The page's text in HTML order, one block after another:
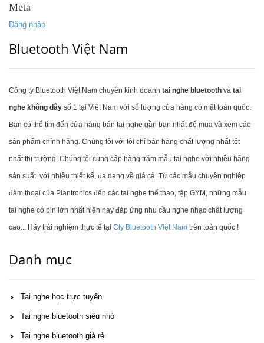
Meta
Đăng nhập
Bluetooth Việt Nam
Công ty Bluetooth Việt Nam chuyên kinh doanh tai nghe bluetooth và tai
nghe không dây số 1 tại Việt Nam với số lượng cửa hàng có mặt toàn quốc.
Bạn có thể tìm đến cửa hàng bán tai nghe gần bạn nhất để mua và xem các
sản phẩm chính hãng. Chúng tôi với tôi chỉ bán hàng chất lượng nhất tốt
nhất thị trường. Chúng tôi cung cấp hàng trăm mẫu tai nghe với nhiều hãng
sản suất, với nhiều thiết kế, đa dạng về giá cả. Từ các mẫu chuyên nghiệp
đàm thoại của Plantronics đến các tai nghe thể thao, tập GYM, những mẫu
tai nghe có pin lớn nhất hiện nay đáp ứng nhu cầu nghe nhạc chất lượng
cao... Hãy trải nghiệm thực tế tại Cty Bluetooth Việt Nam trên toàn quốc !
Danh mục
Tai nghe học trực tuyến
Tai nghe bluetooth siêu nhỏ
Tai nghe bluetooth giá rẻ